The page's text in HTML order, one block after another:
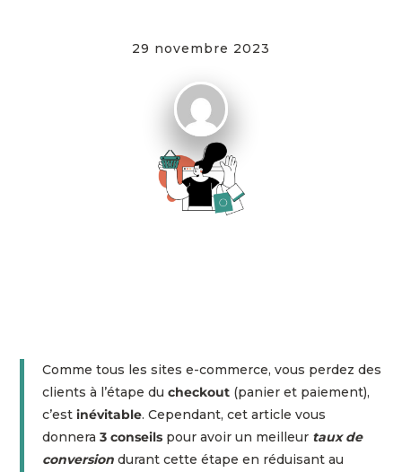
29 novembre 2023
Comme tous les sites e-commerce, vous perdez des
clients à l’étape du checkout (panier et paiement),
c’estinévitable. Cependant, cet article vous
donnera3 conseils pour avoir un meilleur taux de
conversion durant cette étape en réduisant au